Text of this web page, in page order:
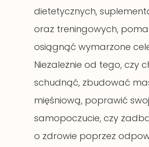
dietetycznych,
oraz treningowych,
osiągnąć wymarzone
Niezależnie od tego, czy
schudnąć, zbudować
mięśniową, poprawić
samopoczucie, czy
o zdrowie poprzez